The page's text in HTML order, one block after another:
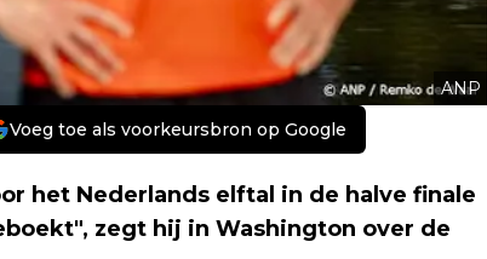
ANP
Voeg toe als voorkeursbron op Google
het Nederlands elftal in de halve finale
zegt hij in Washington over de